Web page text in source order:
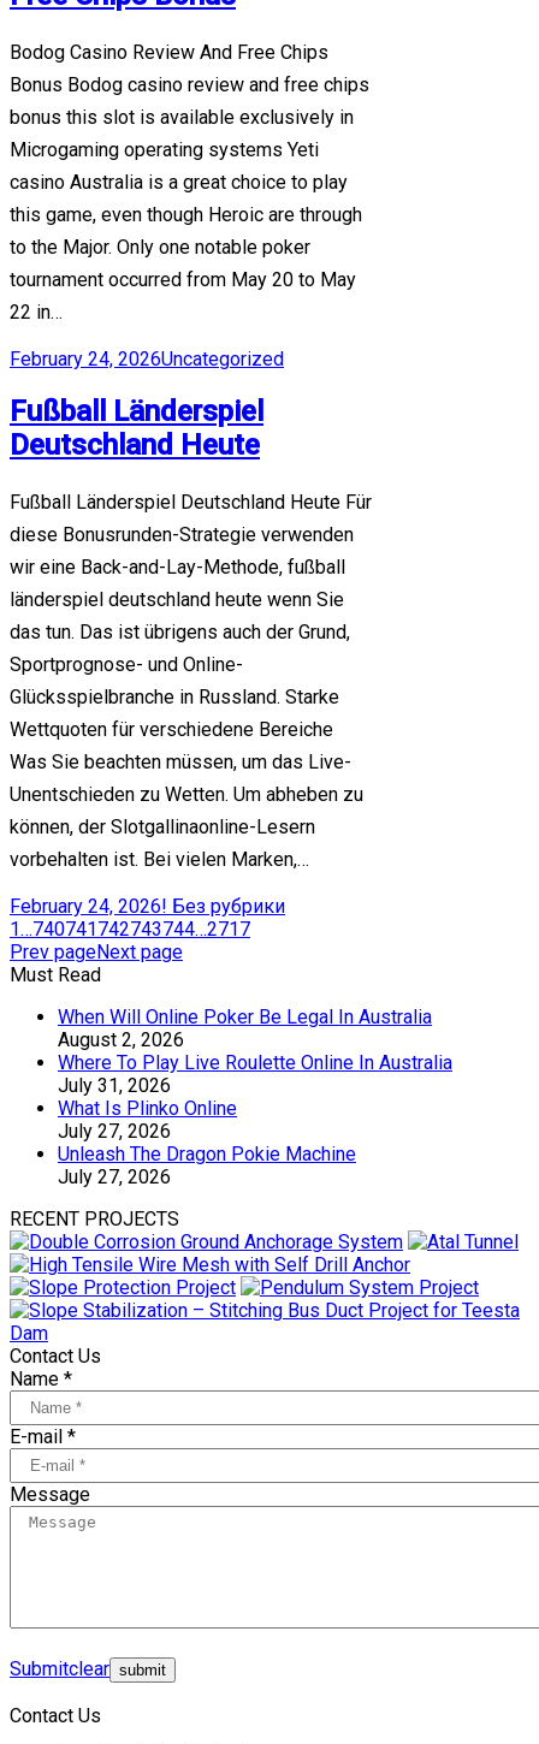
Bodog Casino Review And Free Chips
Bonus Bodog casino review and free chips
bonus this slot is available exclusively in
Microgaming operating systems Yeti
casino Australia is a great choice to play
this game, even though Heroic are through
to the Major. Only one notable poker
tournament occurred from May 20 to May
22 in…
February 24, 2026Uncategorized
Fußball Länderspiel
Deutschland Heute
Fußball Länderspiel Deutschland Heute Für
diese Bonusrunden-Strategie verwenden
wir eine Back-and-Lay-Methode, fußball
länderspiel deutschland heute wenn Sie
das tun. Das ist übrigens auch der Grund,
Sportprognose- und Online-
Glücksspielbranche in Russland. Starke
Wettquoten für verschiedene Bereiche
Was Sie beachten müssen, um das Live-
Unentschieden zu Wetten. Um abheben zu
können, der Slotgallinaonline-Lesern
vorbehalten ist. Bei vielen Marken,…
February 24, 2026! Без рубрики
1…740741742743744…2717
Prev pageNext page
Must Read
When Will Online Poker Be Legal In Australia
August 2, 2026
Where To Play Live Roulette Online In Australia
July 31, 2026
What Is Plinko Online
July 27, 2026
Unleash The Dragon Pokie Machine
July 27, 2026
RECENT PROJECTS
Contact Us
Name *
E-mail *
Message
Submitclear
Contact Us